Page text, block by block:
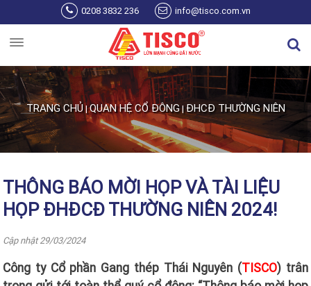
Nhảy đến nội dung 0208 3832 236 info@tisco.com.vn
Bạn đang ở đây
TRANG CHỦ|QUAN HỆ CỔ ĐÔNG|ĐHCĐ THƯỜNG NIÊN
THÔNG BÁO MỜI HỌP VÀ TÀI LIỆU
HỌP ĐHĐCĐ THƯỜNG NIÊN 2024!
Cập nhật 29/03/2024
Công ty Cổ phần Gang thép Thái Nguyên (TISCO) trân